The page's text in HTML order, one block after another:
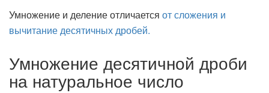
Умножение и деление отличается от сложения и
вычитание десятичных дробей.
Умножение десятичной дроби
на натуральное число